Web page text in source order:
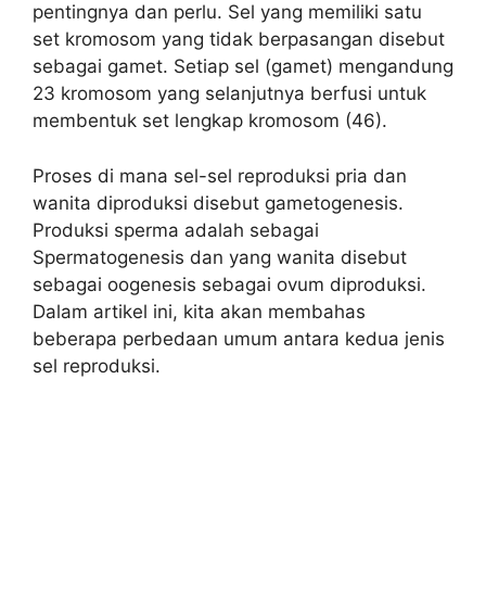
pentingnya dan perlu. Sel yang memiliki satu
set kromosom yang tidak berpasangan disebut
sebagai gamet. Setiap sel (gamet) mengandung
23 kromosom yang selanjutnya berfusi untuk
membentuk set lengkap kromosom (46).
Proses di mana sel-sel reproduksi pria dan
wanita diproduksi disebut gametogenesis.
Produksi sperma adalah sebagai
Spermatogenesis dan yang wanita disebut
sebagai oogenesis sebagai ovum diproduksi.
Dalam artikel ini, kita akan membahas
beberapa perbedaan umum antara kedua jenis
sel reproduksi.